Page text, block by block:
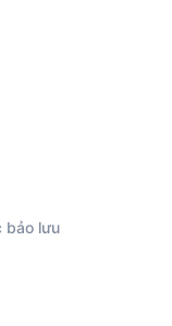
bảo lưu